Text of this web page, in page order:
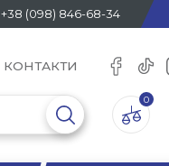
+38 (098) 846-68-34
КОНТАКТИ
0